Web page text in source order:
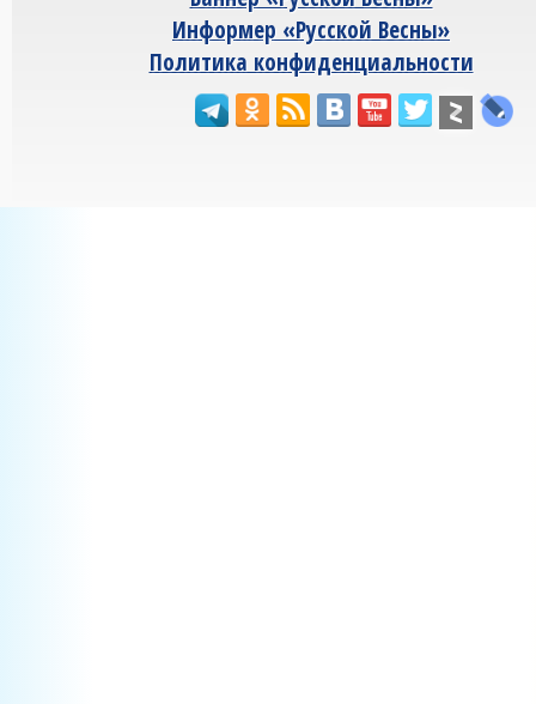
Информер «Русской Весны»
Политика конфиденциальности